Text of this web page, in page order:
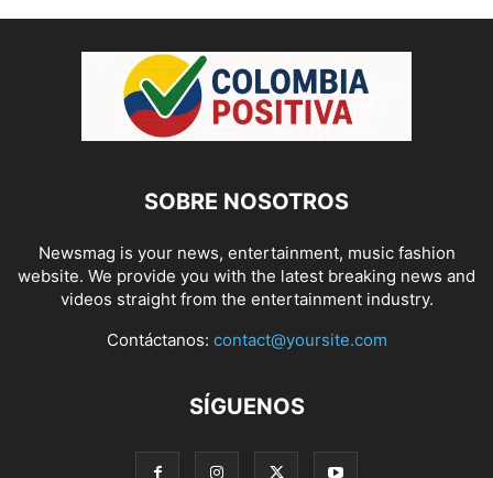
SOBRE NOSOTROS
Newsmag is your news, entertainment, music fashion
website. We provide you with the latest breaking news and
videos straight from the entertainment industry.
Contáctanos: contact@yoursite.com
SÍGUENOS